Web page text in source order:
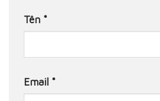
Tên *
Email *